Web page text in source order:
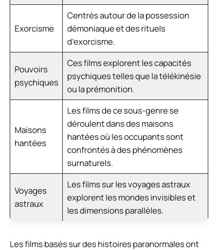
Exorcisme
Centrés autour de la possession
démoniaque et des rituels
d’exorcisme.
Pouvoirs
psychiques
Ces films explorent les capacités
psychiques telles que la télékinésie
ou la prémonition.
Maisons
hantées
Les films de ce sous-genre se
déroulent dans des maisons
hantées où les occupants sont
confrontés à des phénomènes
surnaturels.
Voyages
astraux
Les films sur les voyages astraux
explorent les mondes invisibles et
les dimensions parallèles.
Les films basés sur des histoires paranormales ont